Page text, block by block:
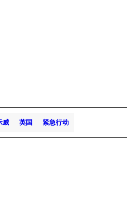
威 英国 紧急行动